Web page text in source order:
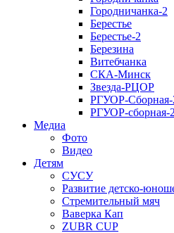
Городничанка-2
Берестье
Берестье-2
Березина
Витебчанка
СКА-Минск
Звезда-РЦОР
РГУОР-Сборная-
РГУОР-сборная-
Медиа
Фото
Видео
Детям
СУСУ
Развитие детско-
Стремительный мяч
Ваверка Кап
ZUBR CUP